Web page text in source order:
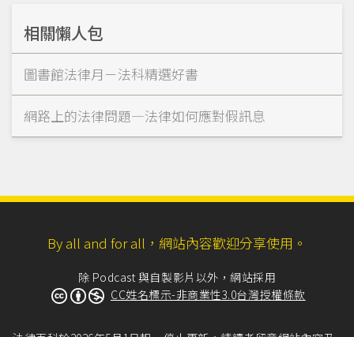
相關懶人包
圖書館法律月－法科精選好書
網路上的法律問題—法律如何應對假訊息
By all and for all，網站內容歡迎分享使用。
除 Podcast 與自製影片以外，網站採用
CC姓名標示-非商業性3.0台灣授權條款